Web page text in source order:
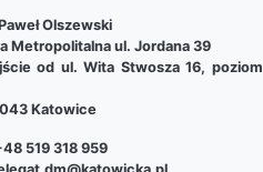
Olszewski
Metropolitalna ul. Jordana 39
od ul. Wita Stwosza 16, poziom
Katowice
519 318 959